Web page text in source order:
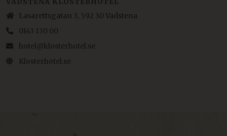
Lasarettsgatan 3, 592 30 Vadstena
0143 130 00
hotel@klosterhotel.se
Klosterhotel.se